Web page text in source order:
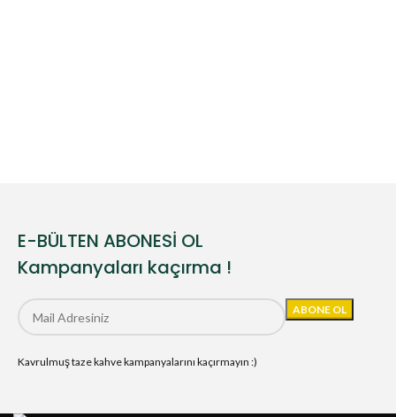
E-BÜLTEN ABONESİ OL
Kampanyaları kaçırma !
Kavrulmuş taze kahve kampanyalarını kaçırmayın :)